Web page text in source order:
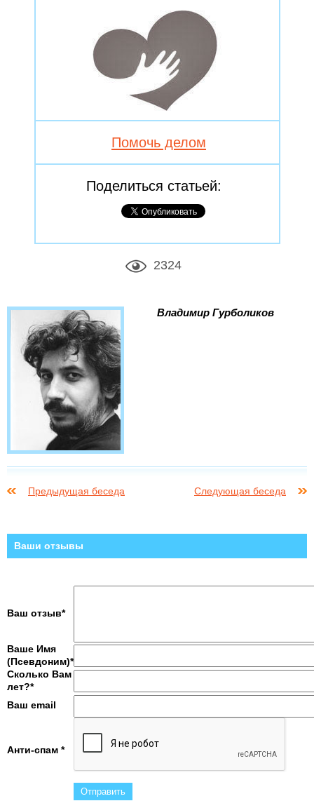
Помочь делом
Поделиться статьей:
2324
Владимир Гурболиков
Предыдущая беседа Следующая беседа
Ваши отзывы
Ваш отзыв*
Ваше Имя
(Псевдоним)*
Сколько Вам
лет?*
Ваш email
Анти-спам *